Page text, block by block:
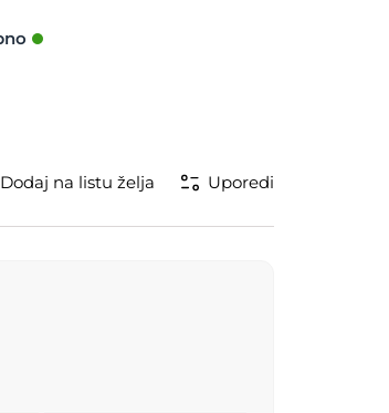
Dodaj na listu želja Uporedi